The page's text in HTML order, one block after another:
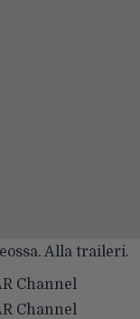
Alla traileri.
Channel
Channel